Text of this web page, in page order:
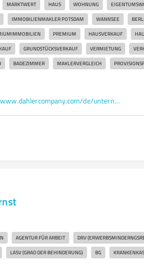
MARKTWERT HAUS WOHNUNG
IMMOBILIENMAKLER POTSDAM WANNSEE
PREMIUM HAUSVERKAUF
GRUNDSTÜCKSVERKAUF VERMIETUNG
BADEZIMMER MAKLERVERGLEICH
www.dahlercompany.com/de/unternehmen/immobilienmakler/potsdam
AGENTUR FÜR ARBEIT DRV
LASV (GRAD DER BEHINDERUNG) BG